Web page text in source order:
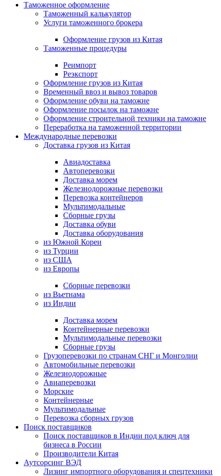
Таможенное оформление
Таможенный калькулятор
Услуги таможенного брокера
Оформление грузов из Китая
Таможенные процедуры
Реимпорт
Реэкспорт
Оформление грузов из Китая
Временный ввоз и вывоз товаров
Оформление обуви на таможне
Оформление посылок на таможне
Оформление строительной техники на таможне
Переработка на таможенной территории
Международные перевозки
Доставка грузов из Китая
Авиадоставка
Автоперевозки
Доставка морем
Железнодорожные перевозки
Перевозка контейнеров
Мультимодальные
Сборные грузы
Доставка обуви
Доставка оборудования
из Южной Кореи
из Турции
из США
из Европы
Сборные перевозки
из Вьетнама
из Индии
Доставка морем
Контейнерные перевозки
Мультимодальные перевозки
Сборные грузы
Грузоперевозки по странам СНГ и Монголии
Автомобильные перевозки
Железнодорожные
Авиаперевозки
Морские
Контейнерные
Мультимодальные
Перевозка сборных грузов
Поиск поставщиков
Поиск поставщиков в Индии под ключ для
бизнеса в России
Производители Китая
Аутсорсинг ВЭД
Лизинг импортного оборудования и спецтехники